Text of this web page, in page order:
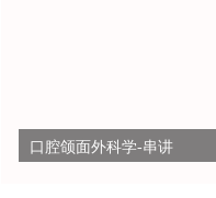
口腔颌面外科学-串讲